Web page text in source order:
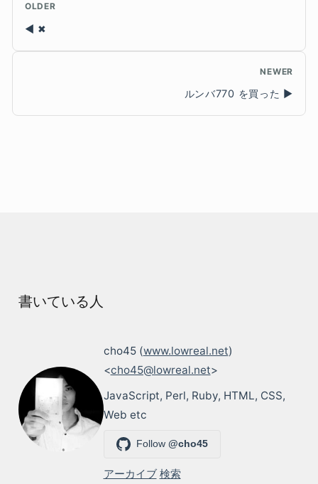
OLDER
✖
NEWER
ルンバ770 を買った
書いている人
cho45 (www.lowreal.net)
<cho45@lowreal.net>
JavaScript, Perl, Ruby, HTML, CSS,
Web etc
Follow@cho45
アーカイブ 検索